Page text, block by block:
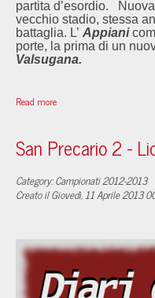
partita d’esordio.
vecchio stadio, stessa
battaglia. L’ Appiani
porte, la prima di un
Valsugana.
Read more
San Precario 2 -
Category: Campionati 2012-2013
Creato il Giovedì, 11 Aprile 2013